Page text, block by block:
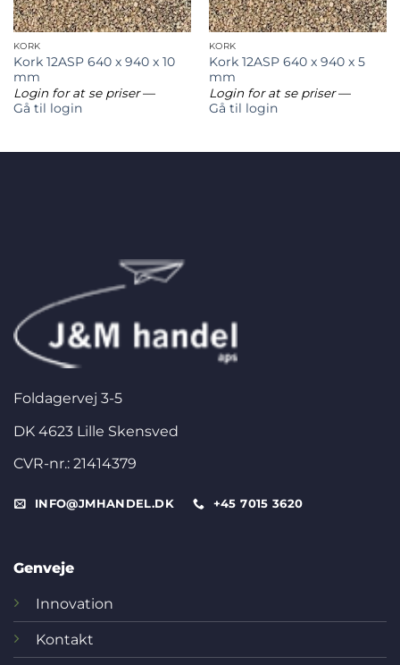
KORK
Kork 12ASP 640 x 940 x 10
mm
Login for at se priser—
Gå til login
KORK
Kork 12ASP 640 x 940 x 5
mm
Login for at se priser—
Gå til login
Foldagervej 3-5
DK 4623 Lille Skensved
CVR-nr.: 21414379
INFO@JMHANDEL.DK +45 7015 3620
Genveje
Innovation
Kontakt